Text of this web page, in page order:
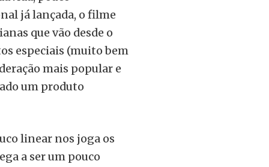
já lançada, o filme
que vão desde o
especiais (muito bem
mais popular e
um produto
linear nos joga os
a ser um pouco